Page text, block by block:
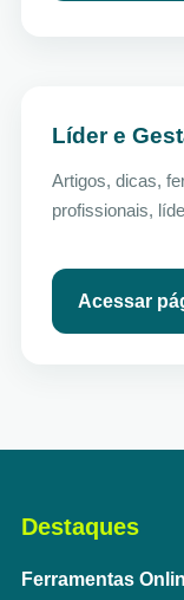
Líder e
Artigos, dicas,
profissionais,
Acessar
Destaques
Ferramentas